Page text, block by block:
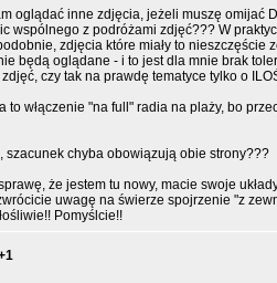
oglądać inne zdjęcia, jeżeli muszę omijać
wspólnego z podróżami zdjęć??? W
zdjęcia które miały to nieszczęście
będą oglądane - i to jest dla mnie brak
czy tak na prawdę tematyce tylko o
to włączenie "na full" radia na plaży, bo
szacunek chyba obowiązują obie strony???
że jestem tu nowy, macie swoje
uwagę na świerze spojrzenie "z
Pomyślcie!!